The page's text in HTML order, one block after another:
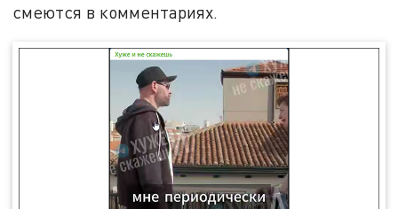
смеются в комментариях.